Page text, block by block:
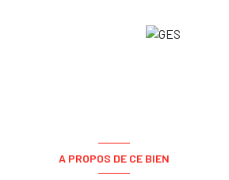
A PROPOS DE CE BIEN